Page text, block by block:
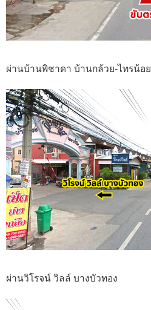
ผ่านบ้านพิชาดา บ้านกล้วย-ไทรน้อย
ผ่านวิโรจน์ วิลล์ บางบัวทอง